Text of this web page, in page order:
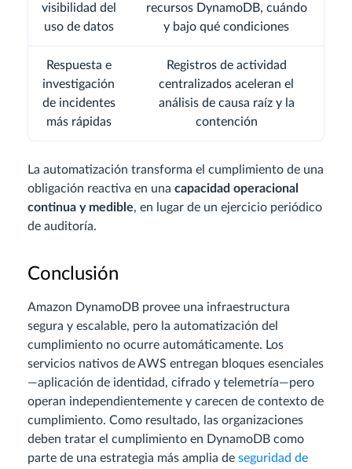
visibilidad del
uso de datos
recursos DynamoDB, cuándo
y bajo qué condiciones
Respuesta e
investigación
de incidentes
más rápidas
Registros de actividad
centralizados aceleran el
análisis de causa raíz y la
contención
La automatización transforma el cumplimiento de una
obligación reactiva en una capacidad operacional
continua y medible, en lugar de un ejercicio periódico
de auditoría.
Conclusión
Amazon DynamoDB provee una infraestructura
segura y escalable, pero la automatización del
cumplimiento no ocurre automáticamente. Los
servicios nativos de AWS entregan bloques esenciales
—aplicación de identidad, cifrado y telemetría—pero
operan independientemente y carecen de contexto de
cumplimiento. Como resultado, las organizaciones
deben tratar el cumplimiento en DynamoDB como
parte de una estrategia más amplia de seguridad de